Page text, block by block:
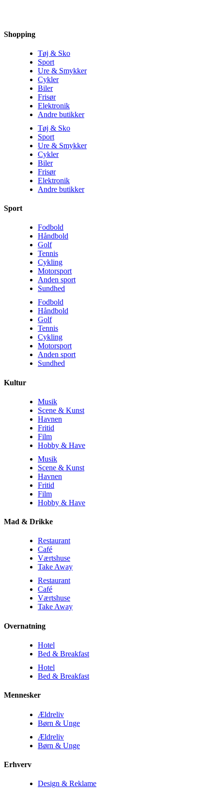
Shopping
Tøj & Sko
Sport
Ure & Smykker
Cykler
Biler
Frisør
Elektronik
Andre butikker
Tøj & Sko
Sport
Ure & Smykker
Cykler
Biler
Frisør
Elektronik
Andre butikker
Sport
Fodbold
Håndbold
Golf
Tennis
Cykling
Motorsport
Anden sport
Sundhed
Fodbold
Håndbold
Golf
Tennis
Cykling
Motorsport
Anden sport
Sundhed
Kultur
Musik
Scene & Kunst
Havnen
Fritid
Film
Hobby & Have
Musik
Scene & Kunst
Havnen
Fritid
Film
Hobby & Have
Mad & Drikke
Restaurant
Café
Værtshuse
Take Away
Restaurant
Café
Værtshuse
Take Away
Overnatning
Hotel
Bed & Breakfast
Hotel
Bed & Breakfast
Mennesker
Ældreliv
Børn & Unge
Ældreliv
Børn & Unge
Erhverv
Design & Reklame